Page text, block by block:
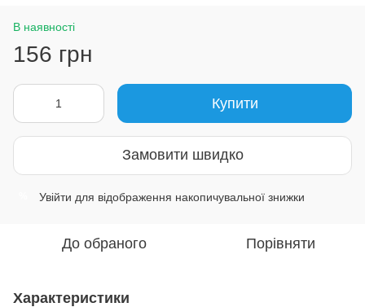
В наявності
156 грн
Купити
Замовити швидко
Увійти для відображення накопичувальної знижки
До обраного Порівняти
Характеристики